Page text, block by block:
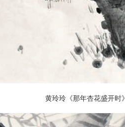
黄玲玲《那年杏花盛开时》